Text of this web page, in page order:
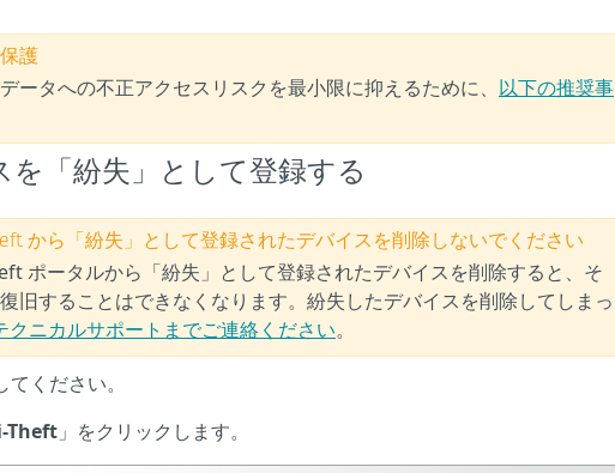
護
ータへの不正アクセスリスクを最小限に抑えるために、 以下の推奨事
を「紛失」として登録する
から「紛失」として登録されたデバイスを削除しないでください
ポータルから「紛失」として登録されたデバイスを削除すると、そ
旧することはできなくなります。紛失したデバイスを削除してしまっ
クニカルサポートまでご連絡ください。
ください。
Theft 」をクリックします。